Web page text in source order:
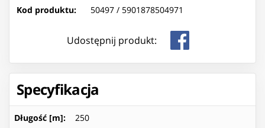
Kod produktu:
50497 / 5901878504971
Udostępnij produkt:
Specyfikacja
Długość [m]: 250